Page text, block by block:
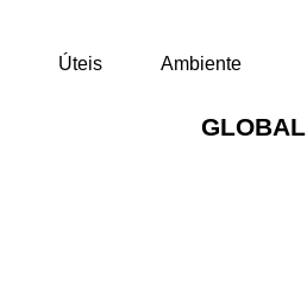
Úteis Ambiente